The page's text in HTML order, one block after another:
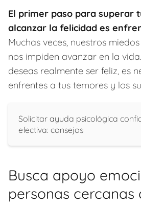
El primer paso para superar
alcanzar la felicidad es
Muchas veces, nuestros
nos impiden avanzar en la
deseas realmente ser feliz, es
enfrentes a tus temores y los
Solicitar ayuda psicológica
efectiva: consejos
Busca apoyo
personas cercanas